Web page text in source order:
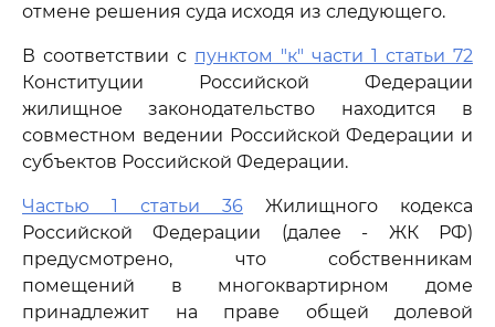
отмене решения суда исходя из следующего.
В соответствии с пунктом "к" части 1 статьи 72
Конституции Российской Федерации
жилищное законодательство находится в
совместном ведении Российской Федерации и
субъектов Российской Федерации.
Частью 1 статьи 36 Жилищного кодекса
Российской Федерации (далее - ЖК РФ)
предусмотрено, что собственникам
помещений в многоквартирном доме
принадлежит на праве общей долевой